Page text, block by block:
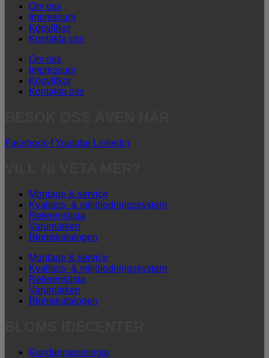
Om oss
Impressum
Köpvillkor
Kontakta oss
Om oss
Impressum
Köpvillkor
Kontakta oss
Facebook-f Youtube Linkedin
Montage & service
Kvalitets- & miljöledningssystem
Referenslista
Varumärken
Blomskatalogen
Montage & service
Kvalitets- & miljöledningssystem
Referenslista
Varumärken
Blomskatalogen
Kundanpassningar